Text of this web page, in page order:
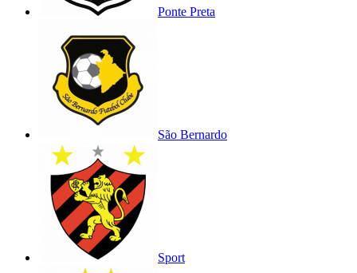
Ponte Preta
São Bernardo
Sport